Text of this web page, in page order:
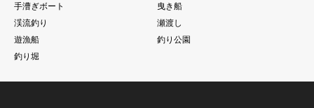
手漕ぎボート
曳き船
渓流釣り
瀬渡し
遊漁船
釣り公園
釣り堀